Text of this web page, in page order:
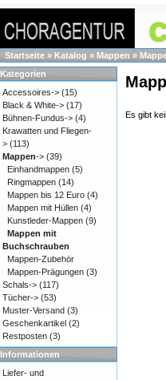
Startseite » Katalog » Mappen »
Es gibt
Kategorien
Accessoires-> (15)
Black & White-> (17)
Bühnen-Fundus-> (4)
Krawatten und Fliegen-
> (113)
Mappen-> (39)
Einhandmappen (5)
Ringmappen (14)
Mappen bis 12 Euro (4)
Mappen mit Hüllen (4)
Kunstleder-Mappen (9)
Mappen mit
Buchschrauben
Mappen-Zubehör
Mappen-Prägungen (3)
Schals-> (117)
Tücher-> (53)
Muster-Versand (3)
Geschenkartikel (2)
Restposten (3)
Informationen
Liefer- und